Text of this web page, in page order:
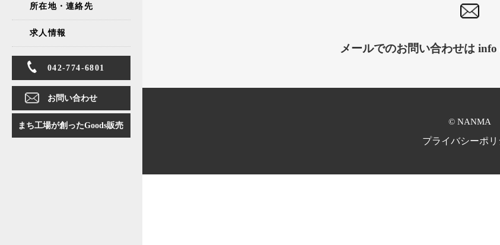
所在地・連絡先
求人情報
042-774-6801
お問い合わせ
まち工場が創ったGoods販売
メールでのお問い合わせは
© NANMA
プライバシーポリ